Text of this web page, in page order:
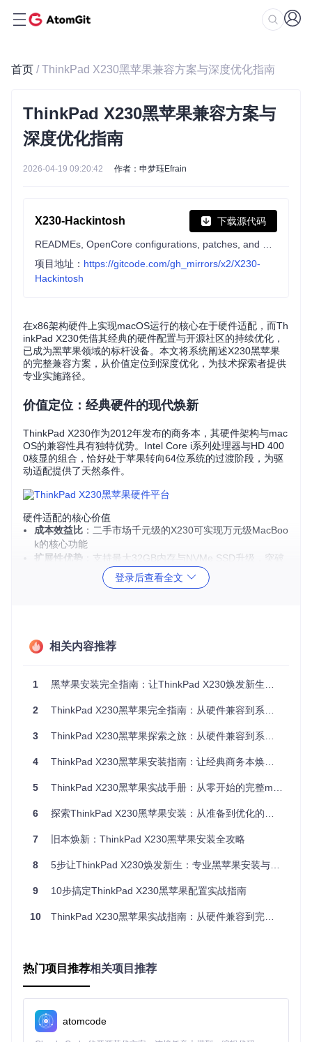
首页 / ThinkPad X230黑苹果兼容方案与深度优化指南
ThinkPad X230黑苹果兼容方案与
深度优化指南
2026-04-19 09:20:42 作者：申梦珏Efrain
X230-Hackintosh 下载源代码
项目地址： https://gitcode.com/gh_mirrors/x2/X230-
Hackintosh
在x86架构硬件上实现macOS运行的核心在于硬件适配，而Th
inkPad X230凭借其经典的硬件配置与开源社区的持续优化，
已成为黑苹果领域的标杆设备。本文将系统阐述X230黑苹果
的完整兼容方案，从价值定位到深度优化，为技术探索者提供
专业实施路径。
价值定位：经典硬件的现代焕新
ThinkPad X230作为2012年发布的商务本，其硬件架构与mac
OS的兼容性具有独特优势。Intel Core i系列处理器与HD 400
0核显的组合，恰好处于苹果转向64位系统的过渡阶段，为驱
动适配提供了天然条件。
硬件适配的核心价值
成本效益比 ：二手市场千元级的X230可实现万元级MacBoo
k的核心功能
扩展性优势 ：支持最大32GB内存与NVMe SSD升级，突破
：经典七行键盘与TrackPoint小红点提供独特操作
题。
核心优势：驱动生态的成熟度分析
X230黑苹果项目经过多年迭代，已形成完善的驱动支持体
系。通过OpenCore引导程序与定制ACPI补丁，实现了关键硬
件的深度适配。
型
处理器
★
原生支持Intel睿频技术
显卡
★★★★
☆
基于WhateverGreen的帧缓冲补
★★★★
☆
B
原理简述：ACPI补丁机制
关键决策点：网络适配需在Intel与Broadcom方案间选择，前
登录后查看全文
相关内容推荐
1 黑苹果安装完全指南：让ThinkPad X230焕发新生的终极教程
2 ThinkPad X230黑苹果完全指南：从硬件兼容到系统优化的终极方案
3 ThinkPad X230黑苹果探索之旅：从硬件兼容到系统优化的完整指南
4 ThinkPad X230黑苹果安装指南：让经典商务本焕发新生
5 ThinkPad X230黑苹果实战手册：从零开始的完整macOS安装方案
6 探索ThinkPad X230黑苹果安装：从准备到优化的实战指南
7 旧本焕新：ThinkPad X230黑苹果安装全攻略
8 5步让ThinkPad X230焕发新生：专业黑苹果安装与优化指南
9 10步搞定ThinkPad X230黑苹果配置实战指南
10 ThinkPad X230黑苹果实战指南：从硬件兼容到完美体验的深度优化方案
热门项目推荐相关项目推荐
atomcode